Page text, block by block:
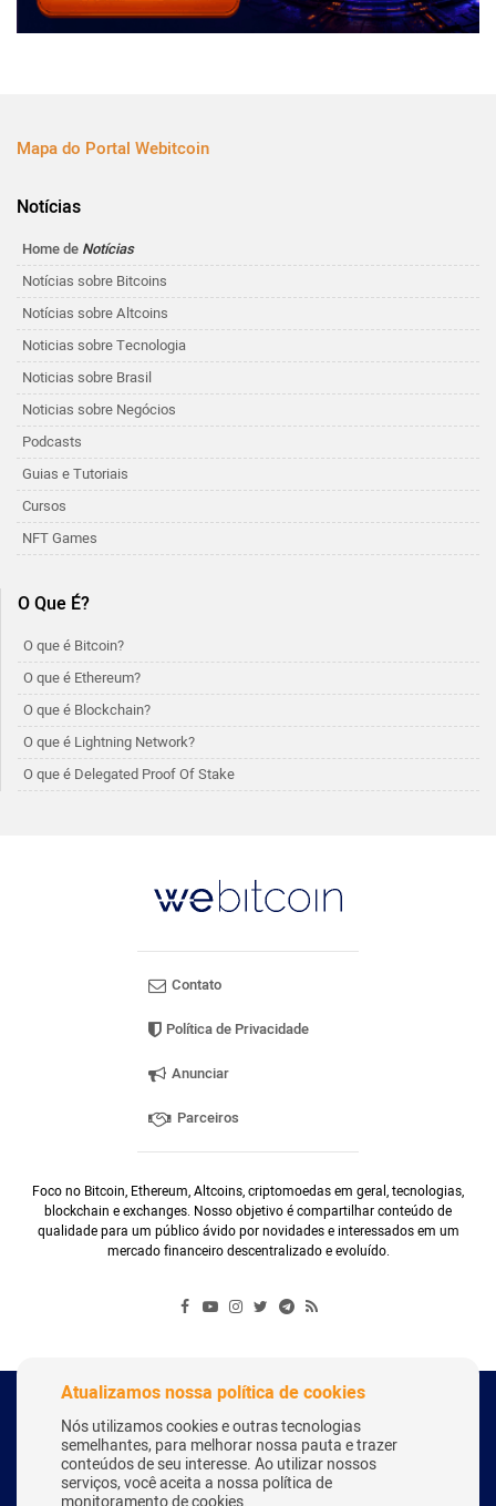
Mapa do Portal Webitcoin
Notícias
Home de Notícias
Notícias sobre Bitcoins
Notícias sobre Altcoins
Noticias sobre Tecnologia
Noticias sobre Brasil
Noticias sobre Negócios
Podcasts
Guias e Tutoriais
Cursos
NFT Games
O Que É?
O que é Bitcoin?
O que é Ethereum?
O que é Blockchain?
O que é Lightning Network?
O que é Delegated Proof Of Stake
Contato
Política de Privacidade
Anunciar
Parceiros
Foco no Bitcoin, Ethereum, Altcoins, criptomoedas em geral, tecnologias,
blockchain e exchanges. Nosso objetivo é compartilhar conteúdo de
qualidade para um público ávido por novidades e interessados em um
mercado financeiro descentralizado e evoluído.
Copyright Webitcoin 2018 - Todos os Direitos Reservados
Desenvolvido por: Herick Correa
Atualizamos nossa política de cookies
Nós utilizamos cookies e outras tecnologias
semelhantes, para melhorar nossa pauta e trazer
conteúdos de seu interesse. Ao utilizar nossos
serviços, você aceita a nossa política de